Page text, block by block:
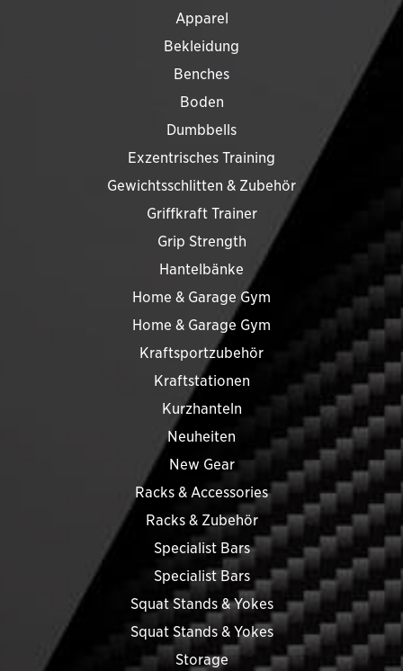
Apparel
Bekleidung
Benches
Boden
Dumbbells
Exzentrisches Training
Gewichtsschlitten & Zubehör
Griffkraft Trainer
Grip Strength
Hantelbänke
Home & Garage Gym
Home & Garage Gym
Kraftsportzubehör
Kraftstationen
Kurzhanteln
Neuheiten
New Gear
Racks & Accessories
Racks & Zubehör
Specialist Bars
Specialist Bars
Squat Stands & Yokes
Squat Stands & Yokes
Storage